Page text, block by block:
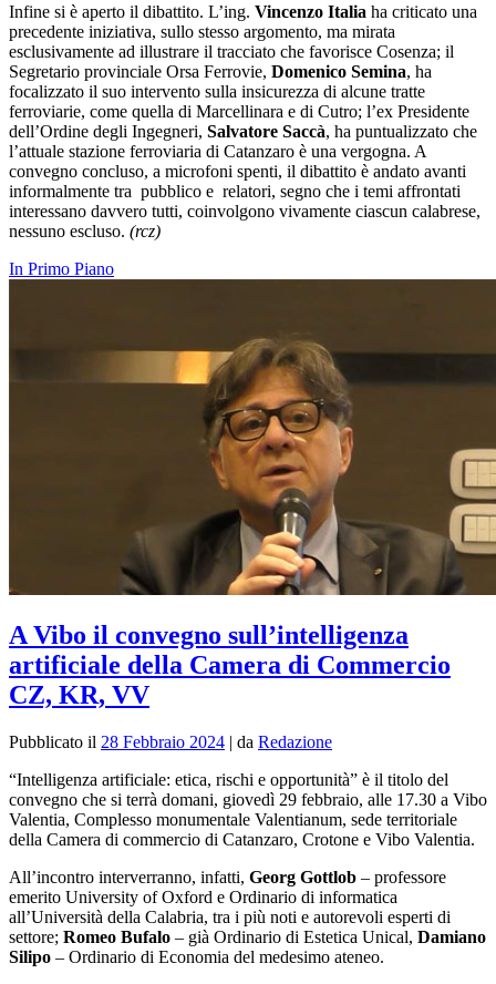
Infine si è aperto il dibattito. L’ing. Vincenzo Italia ha criticato una
precedente iniziativa, sullo stesso argomento, ma mirata
esclusivamente ad illustrare il tracciato che favorisce Cosenza; il
Segretario provinciale Orsa Ferrovie, Domenico Semina, ha
focalizzato il suo intervento sulla insicurezza di alcune tratte
ferroviarie, come quella di Marcellinara e di Cutro; l’ex Presidente
dell’Ordine degli Ingegneri, Salvatore Saccà, ha puntualizzato che
l’attuale stazione ferroviaria di Catanzaro è una vergogna. A
convegno concluso, a microfoni spenti, il dibattito è andato avanti
informalmente tra pubblico e relatori, segno che i temi affrontati
interessano davvero tutti, coinvolgono vivamente ciascun calabrese,
nessuno escluso. (rcz)
In Primo Piano
A Vibo il convegno sull’intelligenza
artificiale della Camera di Commercio
CZ, KR, VV
Pubblicato il 28 Febbraio 2024 | da Redazione
“Intelligenza artificiale: etica, rischi e opportunità” è il titolo del
convegno che si terrà domani, giovedì 29 febbraio, alle 17.30 a Vibo
Valentia, Complesso monumentale Valentianum, sede territoriale
della Camera di commercio di Catanzaro, Crotone e Vibo Valentia.
All’incontro interverranno, infatti, Georg Gottlob – professore
emerito University of Oxford e Ordinario di informatica
all’Università della Calabria, tra i più noti e autorevoli esperti di
settore; Romeo Bufalo – già Ordinario di Estetica Unical, Damiano
Silipo – Ordinario di Economia del medesimo ateneo.